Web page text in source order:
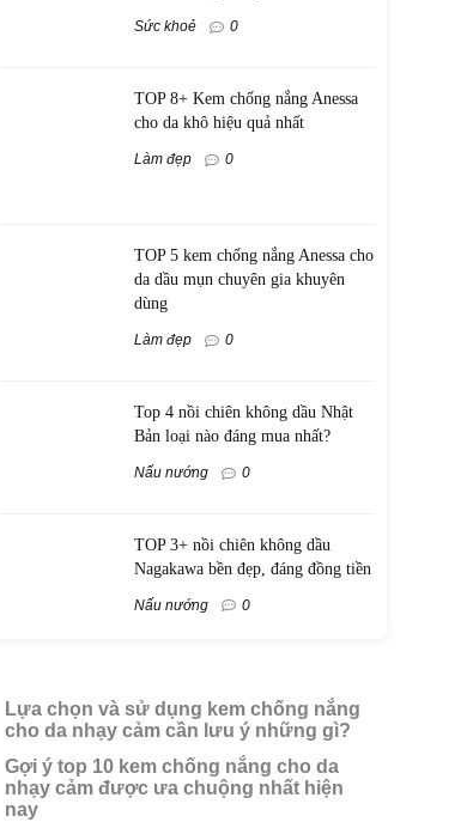
Sức khoẻ 0
TOP 8+ Kem chống nắng Anessa
cho da khô hiệu quả nhất
Làm đẹp 0
TOP 5 kem chống nắng Anessa cho
da dầu mụn chuyên gia khuyên
dùng
Làm đẹp 0
Top 4 nồi chiên không dầu Nhật
Bản loại nào đáng mua nhất?
Nấu nướng 0
TOP 3+ nồi chiên không dầu
Nagakawa bền đẹp, đáng đồng tiền
Nấu nướng 0
Lựa chọn và sử dụng kem chống nắng
cho da nhạy cảm cần lưu ý những gì?
Gợi ý top 10 kem chống nắng cho da
nhạy cảm được ưa chuộng nhất hiện
nay